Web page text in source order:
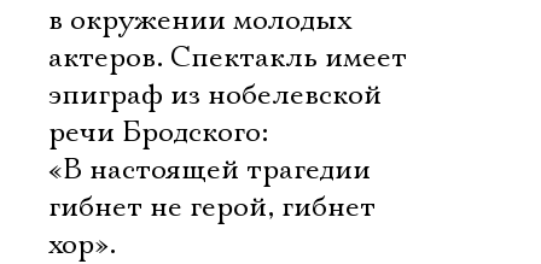
в окружении молодых
актеров. Спектакль имеет
эпиграф из нобелевской
речи Бродского:
«В настоящей трагедии
гибнет не герой, гибнет
хор».